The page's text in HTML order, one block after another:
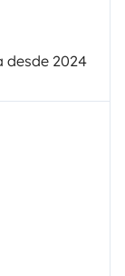
desde 2024